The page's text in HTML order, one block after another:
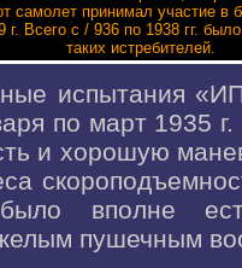
самолет принимал участие в
г. Всего с / 936 по 1938 гг.
таких истребителей.
испытания
по март 1935
и хорошую
вполне
пушечным